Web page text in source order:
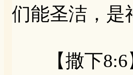
们能圣洁，是
【撒下8:6